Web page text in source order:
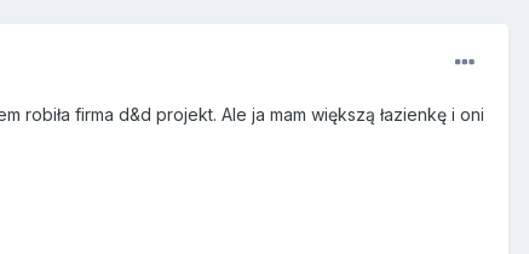
robiła firma d&d projekt. Ale ja mam większą łazienkę i oni